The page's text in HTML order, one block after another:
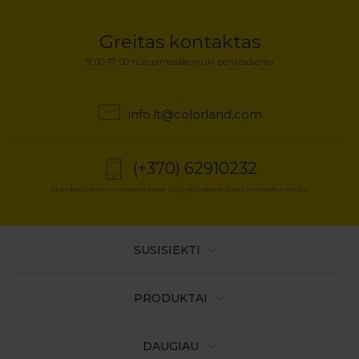
Greitas kontaktas
9: 00-17: 00 nuo pirmadienio iki penktadienio
info.lt@colorland.com
(+370) 62910232
Skambučio kaina nustatoma pagal Jūsų ryšio operatoriaus nustatytus tarifus
PRODUKTAI
DAUGIAU
SUSISIEKTI